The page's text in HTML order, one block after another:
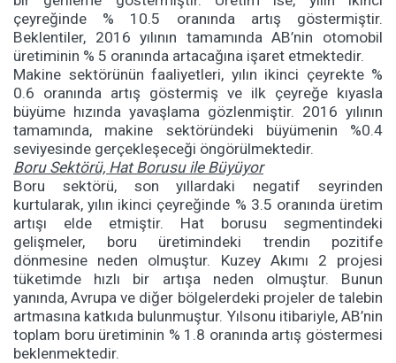
çeyreğinde % 10.5 oranında artış göstermiştir.
Beklentiler, 2016 yılının tamamında AB’nin otomobil
üretiminin % 5 oranında artacağına işaret etmektedir.
Makine sektörünün faaliyetleri, yılın ikinci çeyrekte %
0.6 oranında artış göstermiş ve ilk çeyreğe kıyasla
büyüme hızında yavaşlama gözlenmiştir. 2016 yılının
tamamında, makine sektöründeki büyümenin %0.4
seviyesinde gerçekleşeceği öngörülmektedir.
Boru Sektörü, Hat Borusu ile Büyüyor
Boru sektörü, son yıllardaki negatif seyrinden
kurtularak, yılın ikinci çeyreğinde % 3.5 oranında üretim
artışı elde etmiştir. Hat borusu segmentindeki
gelişmeler, boru üretimindeki trendin pozitife
dönmesine neden olmuştur. Kuzey Akımı 2 projesi
tüketimde hızlı bir artışa neden olmuştur. Bunun
yanında, Avrupa ve diğer bölgelerdeki projeler de talebin
artmasına katkıda bulunmuştur. Yılsonu itibariyle, AB’nin
toplam boru üretiminin % 1.8 oranında artış göstermesi
beklenmektedir.